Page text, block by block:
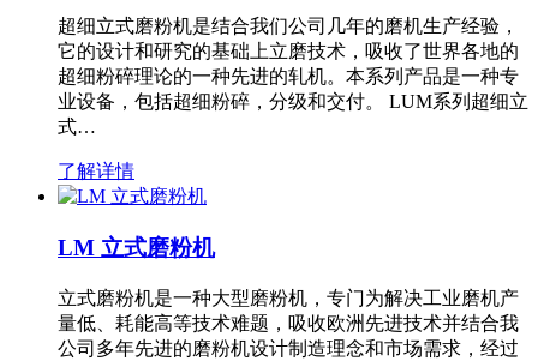
超细立式磨粉机是结合我们公司几年的磨机生产经验，
它的设计和研究的基础上立磨技术，吸收了世界各地的
超细粉碎理论的一种先进的轧机。本系列产品是一种专
业设备，包括超细粉碎，分级和交付。 LUM系列超细立
式…
了解详情
LM 立式磨粉机
立式磨粉机是一种大型磨粉机，专门为解决工业磨机产
量低、耗能高等技术难题，吸收欧洲先进技术并结合我
公司多年先进的磨粉机设计制造理念和市场需求，经过